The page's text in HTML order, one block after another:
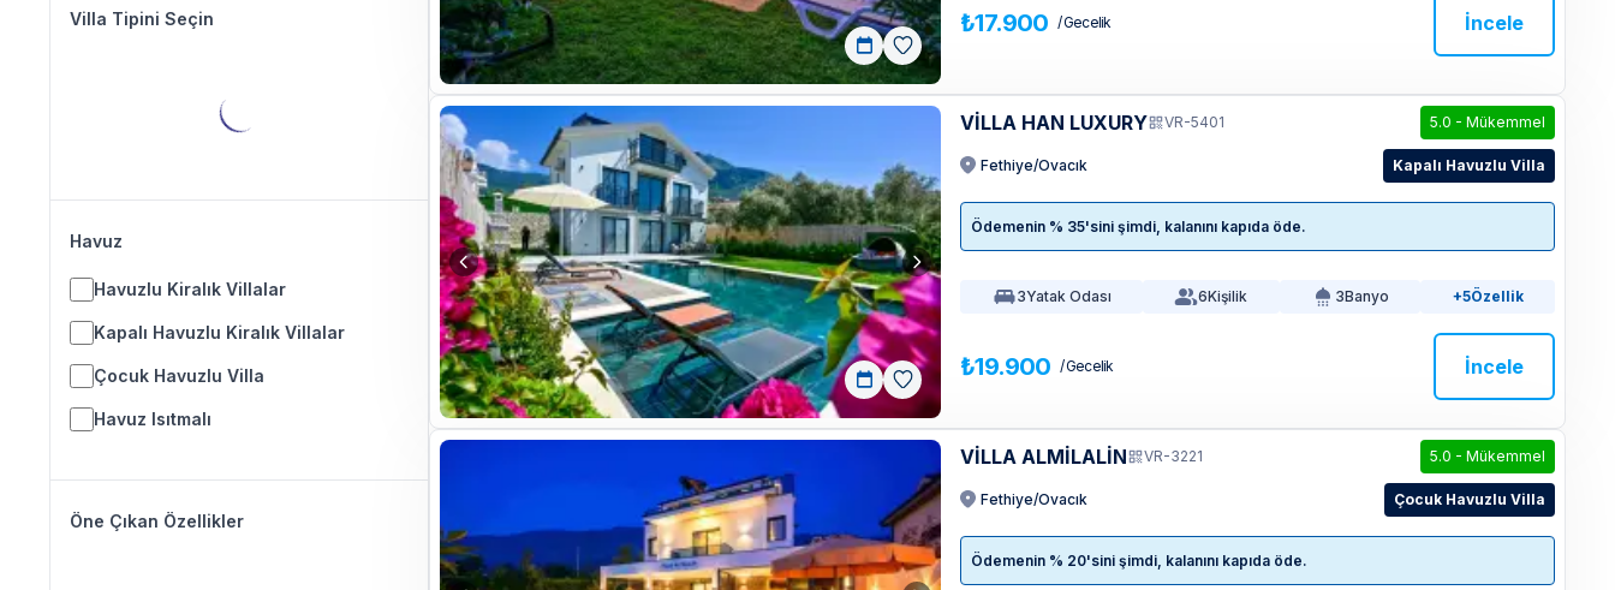
Villa Tipini Seçin
Havuz
Havuzlu Kiralık Villalar
Kapalı Havuzlu Kiralık Villalar
Çocuk Havuzlu Villa
Havuz Isıtmalı
Öne Çıkan Özellikler
₺17.900 / Gecelik İncele
VİLLA HAN LUXURY VR-5401 5.0 - Mükemmel
Fethiye/Ovacık Kapalı Havuzlu Villa
Ödemenin % 35'sini şimdi, kalanını kapıda öde.
3Yatak Odası 6Kişilik 3Banyo +5Özellik
₺19.900 / Gecelik İncele
VİLLA ALMİLALİN VR-3221 5.0 - Mükemmel
Fethiye/Ovacık Çocuk Havuzlu Villa
Ödemenin % 20'sini şimdi, kalanını kapıda öde.